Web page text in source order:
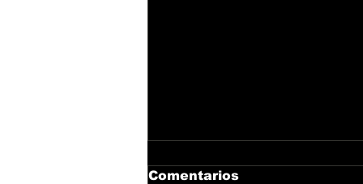
Comentarios